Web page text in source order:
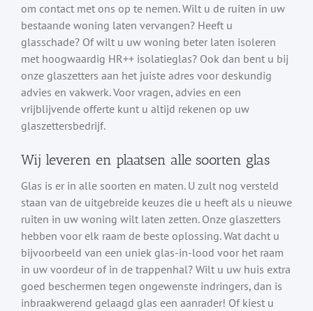
om contact met ons op te nemen. Wilt u de ruiten in uw
bestaande woning laten vervangen? Heeft u
glasschade? Of wilt u uw woning beter laten isoleren
met hoogwaardig HR++ isolatieglas? Ook dan bent u bij
onze glaszetters aan het juiste adres voor deskundig
advies en vakwerk. Voor vragen, advies en een
vrijblijvende offerte kunt u altijd rekenen op uw
glaszettersbedrijf.
Wij leveren en plaatsen alle soorten glas
Glas is er in alle soorten en maten. U zult nog versteld
staan van de uitgebreide keuzes die u heeft als u nieuwe
ruiten in uw woning wilt laten zetten. Onze glaszetters
hebben voor elk raam de beste oplossing. Wat dacht u
bijvoorbeeld van een uniek glas-in-lood voor het raam
in uw voordeur of in de trappenhal? Wilt u uw huis extra
goed beschermen tegen ongewenste indringers, dan is
inbraakwerend gelaagd glas een aanrader! Of kiest u